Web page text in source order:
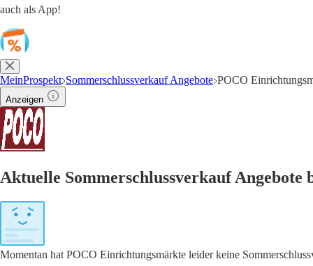
auch als App!
MeinProspekt Sommerschlussverkauf Angebote POCO
Anzeigen
Aktuelle Sommerschlussverkauf
Momentan hat POCO Einrichtungsmärkte leider keine